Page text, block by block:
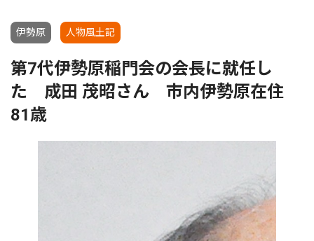
伊勢原 人物風土記
第7代伊勢原稲門会の会長に就任し
た 成田 茂昭さん 市内伊勢原在住
81歳